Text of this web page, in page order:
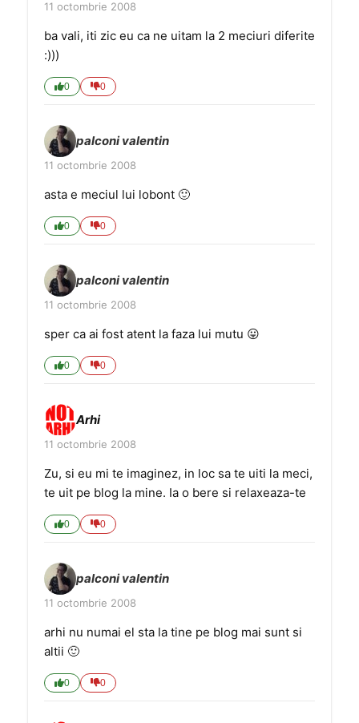
11 octombrie 2008
ba vali, iti zic eu ca ne uitam la 2 meciuri diferite
:)))
0 0
palconi valentin
11 octombrie 2008
asta e meciul lui lobont 🙂
0 0
palconi valentin
11 octombrie 2008
sper ca ai fost atent la faza lui mutu 😛
0 0
Arhi
11 octombrie 2008
Zu, si eu mi te imaginez, in loc sa te uiti la meci,
te uit pe blog la mine. Ia o bere si relaxeaza-te
0 0
palconi valentin
11 octombrie 2008
arhi nu numai el sta la tine pe blog mai sunt si
altii 🙂
0 0